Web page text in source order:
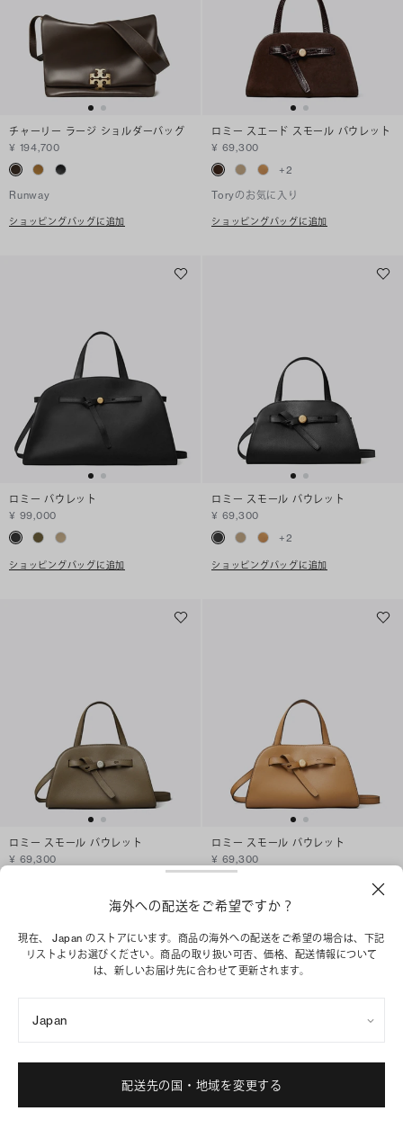
チャーリー ラージ ショルダーバッグ
¥ 194,700
Runway
ショッピングバッグに追加
ロミー スエード スモール バウレット
¥ 69,300
+2
Toryのお気に入り
ショッピングバッグに追加
ロミー バウレット
¥ 99,000
ショッピングバッグに追加
ロミー スモール バウレット
¥ 69,300
+2
ショッピングバッグに追加
ロミー スモール バウレット
¥ 69,300
ショッピングバッグに追加
ロミー スモール バウレット
¥ 69,300
ショッピングバッグに追加
海外への配送をご希望ですか？
現在、 Japan のストアにいます。商品の海外への配送をご希望の場合は、下記
リストよりお選びください。商品の取り扱い可否、価格、配送情報について
は、新しいお届け先に合わせて更新されます。
Japan
配送先の国・地域を変更する